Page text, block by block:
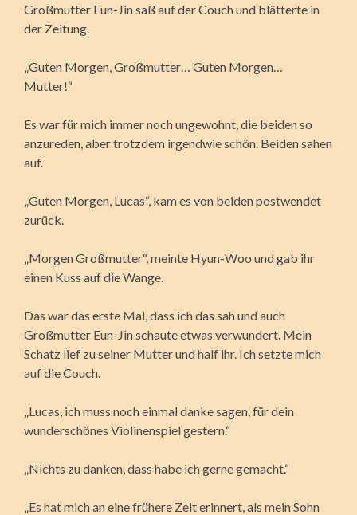
Großmutter Eun-Jin saß auf der Couch und blätterte in
der Zeitung.
„Guten Morgen, Großmutter… Guten Morgen…
Mutter!“
Es war für mich immer noch ungewohnt, die beiden so
anzureden, aber trotzdem irgendwie schön. Beiden sahen
auf.
„Guten Morgen, Lucas“, kam es von beiden postwendet
zurück.
„Morgen Großmutter“, meinte Hyun-Woo und gab ihr
einen Kuss auf die Wange.
Das war das erste Mal, dass ich das sah und auch
Großmutter Eun-Jin schaute etwas verwundert. Mein
Schatz lief zu seiner Mutter und half ihr. Ich setzte mich
auf die Couch.
„Lucas, ich muss noch einmal danke sagen, für dein
wunderschönes Violinenspiel gestern.“
„Nichts zu danken, dass habe ich gerne gemacht.“
„Es hat mich an eine frühere Zeit erinnert, als mein Sohn